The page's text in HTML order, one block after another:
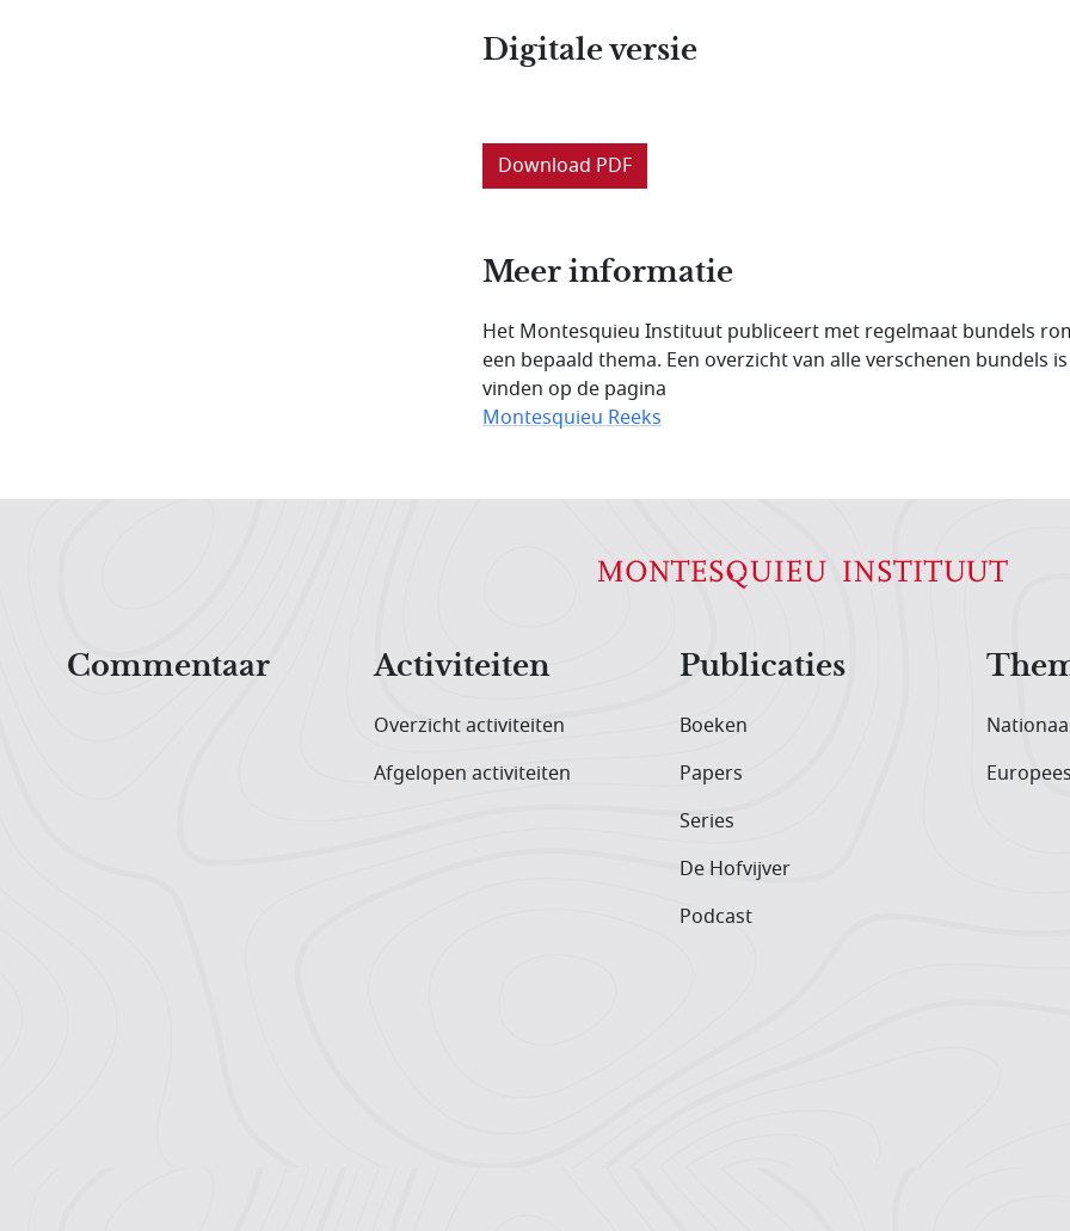
Digitale versie
Download PDF
Meer informatie
Het Montesquieu Instituut publiceert met regelmaat bundels
een bepaald thema. Een overzicht van alle verschenen bundels
vinden op de pagina
Montesquieu Reeks
Commentaar
Activiteiten
Overzicht activiteiten
Afgelopen activiteiten
Publicaties
Boeken
Papers
Series
De Hofvijver
Podcast